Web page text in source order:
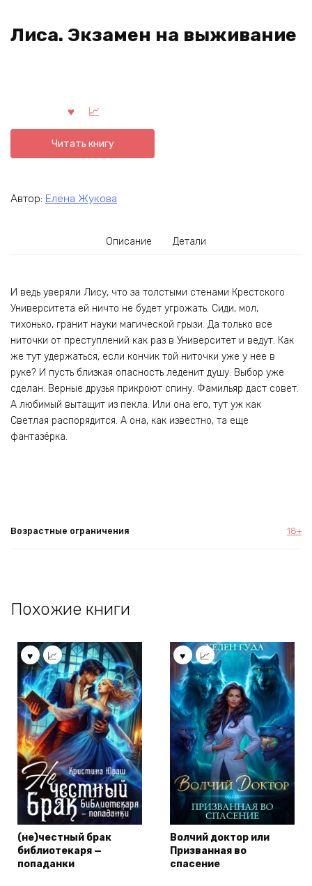
Лиса. Экзамен на выживание
Читать книгу
Автор: Елена Жукова
Описание Детали
И ведь уверяли Лису, что за толстыми стенами Крестского
Университета ей ничто не будет угрожать. Сиди, мол,
тихонько, гранит науки магической грызи. Да только все
ниточки от преступлений как раз в Университет и ведут. Как
же тут удержаться, если кончик той ниточки уже у нее в
руке? И пусть близкая опасность леденит душу. Выбор уже
сделан. Верные друзья прикроют спину. Фамильяр даст совет.
А любимый вытащит из пекла. Или она его, тут уж как
Светлая распорядится. А она, как известно, та еще
фантазёрка.
Возрастные ограничения 18+
Похожие книги
(не)честный брак
библиотекаря —
попаданки
Волчий доктор или
Призванная во
спасение